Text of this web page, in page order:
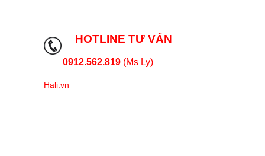
HOTLINE TƯ VẤN
0912.562.819 (Ms Ly)
Hali.vn